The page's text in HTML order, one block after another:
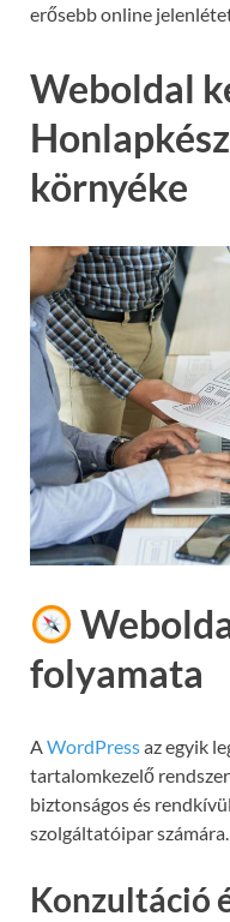
erősebb online
Weboldal
környéke
folyamata
AWordPressaz egyik
tartalomkezelő
biztonságos és
szolgáltatóipar számára.
Konzultáció